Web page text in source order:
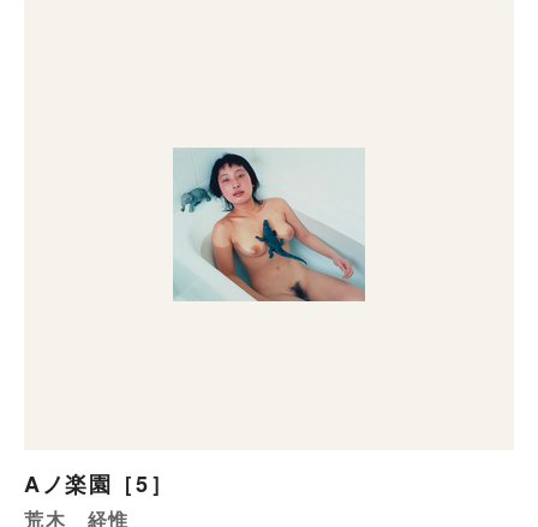
Aノ楽園［5］
荒木 経惟